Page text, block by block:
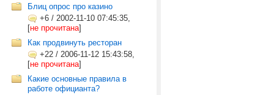
Блиц опрос про казино
+6 / 2002-11-10 07:45:35,
[не прочитана]
Как продвинуть ресторан
+22 / 2006-11-12 15:43:58,
[не прочитана]
Какие основные правила в
работе официанта?